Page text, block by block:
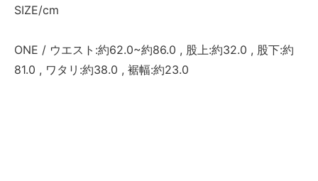
SIZE/cm
ONE / ウエスト:約62.0~約86.0 , 股上:約32.0 , 股下:約
81.0 , ワタリ:約38.0 , 裾幅:約23.0